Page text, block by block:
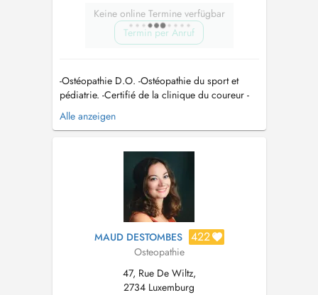
Keine online Termine verfügbar
Termin per Anruf
-Ostéopathie D.O. -Ostéopathie du sport et
pédiatrie. -Certifié de la clinique du coureur -
Thérapie Manuelle du sport ( crochetage,
ventouse,...) mail:
Alle anzeigen
MAUD DESTOMBES 422
Osteopathie
47, Rue De Wiltz,
2734 Luxemburg